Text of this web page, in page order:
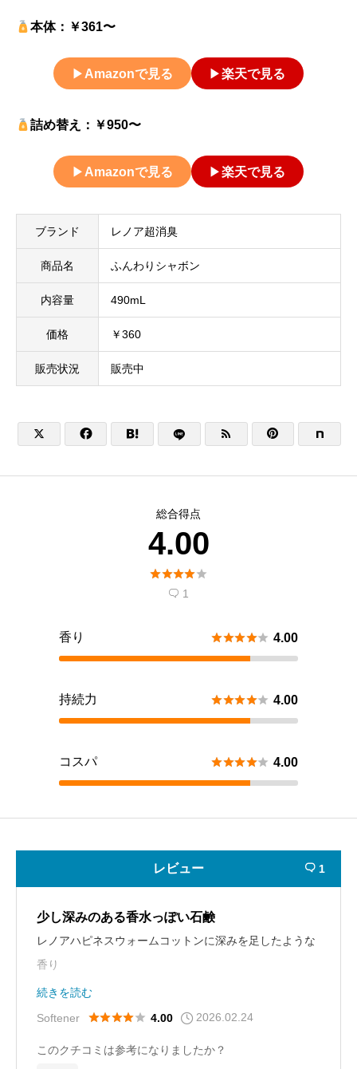
本体：￥361〜
▶ Amazonで見る ▶楽天で見る
詰め替え：￥950〜
▶ Amazonで見る ▶楽天で見る
ブランド レノア超消臭
商品名 ふんわりシャボン
内容量 490mL
価格 ￥360
販売状況 販売中
    
総合得点
4.00

 1
香り  4.00
持続力  4.00
コスパ  4.00
レビュー  1
少し深みのある香水っぽい石鹸
レノアハピネスウォームコットンに深みを足したような
香り
少しフローラル感があって芳香剤に近い
肌触りは滑らか
続きを読む
Softener
 4.00 2026.02.24
このクチコミは参考になりましたか？